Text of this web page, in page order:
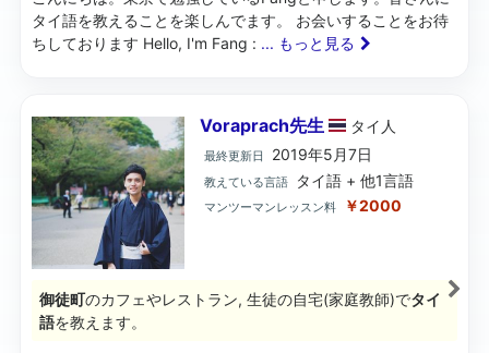
タイ語を教えることを楽しんでます。 お会いすることをお待
ちしております Hello, I'm Fang : ... もっと見る
Voraprach先生 タイ 人
最終更新日 2019年5月7日
教えている言語 タイ語 + 他1言語
マンツーマンレッスン料 ￥2000
御徒町のカフェやレストラン, 生徒の自宅(家庭教師)でタイ
語を教えます。